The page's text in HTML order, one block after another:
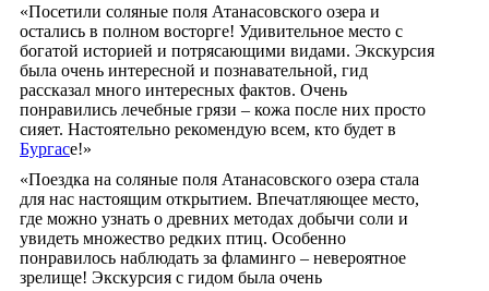
«Посетили соляные поля Атанасовского озера и
остались в полном восторге! Удивительное место с
богатой историей и потрясающими видами. Экскурсия
была очень интересной и познавательной, гид
рассказал много интересных фактов. Очень
понравились лечебные грязи – кожа после них просто
сияет. Настоятельно рекомендую всем, кто будет в
Бургасе!»
«Поездка на соляные поля Атанасовского озера стала
для нас настоящим открытием. Впечатляющее место,
где можно узнать о древних методах добычи соли и
увидеть множество редких птиц. Особенно
понравилось наблюдать за фламинго – невероятное
зрелище! Экскурсия с гидом была очень